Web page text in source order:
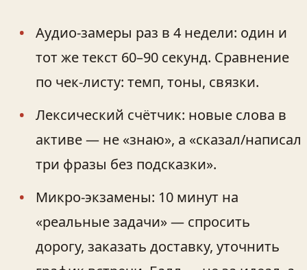
Аудио-замеры раз в 4 недели: один и
тот же текст 60–90 секунд. Сравнение
по чек-листу: темп, тоны, связки.
Лексический счётчик: новые слова в
активе — не «знаю», а «сказал/написал
три фразы без подсказки».
Микро-экзамены: 10 минут на
«реальные задачи» — спросить
дорогу, заказать доставку, уточнить